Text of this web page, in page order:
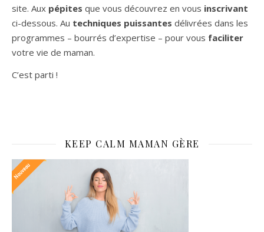
site. Aux pépites que vous découvrez en vous inscrivant
ci-dessous. Au techniques puissantes délivrées dans les
programmes – bourrés d’expertise – pour vous faciliter
votre vie de maman.
C’est parti !
KEEP CALM MAMAN GÈRE